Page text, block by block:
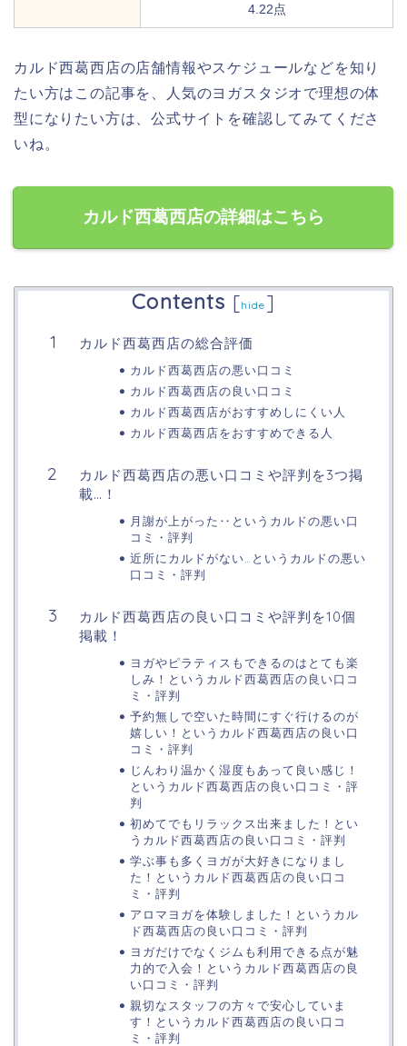
4.22点
カルド西葛西店の店舗情報やスケジュールなどを知り
たい方はこの記事を、人気のヨガスタジオで理想の体
型になりたい方は、公式サイトを確認してみてくださ
いね。
カルド西葛西店の詳細はこちら
Contents [hide ]
カルド西葛西店の総合評価
カルド西葛西店の悪い口コミ
カルド西葛西店の良い口コミ
カルド西葛西店がおすすめしにくい人
カルド西葛西店をおすすめできる人
カルド西葛西店の悪い口コミや評判を3つ掲
載…！
月謝が上がった‥というカルドの悪い口
コミ・評判
近所にカルドがない…というカルドの悪い
口コミ・評判
カルド西葛西店の良い口コミや評判を10個
掲載！
ヨガやピラティスもできるのはとても楽
しみ！というカルド西葛西店の良い口コ
ミ・評判
予約無しで空いた時間にすぐ行けるのが
嬉しい！というカルド西葛西店の良い口
コミ・評判
じんわり温かく湿度もあって良い感じ！
というカルド西葛西店の良い口コミ・評
判
初めてでもリラックス出来ました！とい
うカルド西葛西店の良い口コミ・評判
学ぶ事も多くヨガが大好きになりまし
た！というカルド西葛西店の良い口コ
ミ・評判
アロマヨガを体験しました！というカル
ド西葛西店の良い口コミ・評判
ヨガだけでなくジムも利用できる点が魅
力的で入会！というカルド西葛西店の良
い口コミ・評判
親切なスタッフの方々で安心していま
す！というカルド西葛西店の良い口コ
ミ・評判